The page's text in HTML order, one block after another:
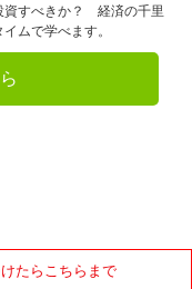
資すべきか？ 経済の千里
ムで学べます。
たらこちらまで